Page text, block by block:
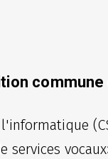
l'informatique
services